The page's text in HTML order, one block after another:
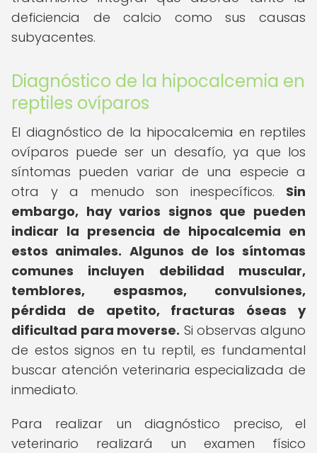
deficiencia de calcio como sus causas
subyacentes.
Diagnóstico de la hipocalcemia en
reptiles ovíparos
El diagnóstico de la hipocalcemia en reptiles
ovíparos puede ser un desafío, ya que los
síntomas pueden variar de una especie a
otra y a menudo son inespecíficos. Sin
embargo, hay varios signos que pueden
indicar la presencia de hipocalcemia en
estos animales. Algunos de los síntomas
comunes incluyen debilidad muscular,
temblores, espasmos, convulsiones,
pérdida de apetito, fracturas óseas y
dificultad para moverse. Si observas alguno
de estos signos en tu reptil, es fundamental
buscar atención veterinaria especializada de
inmediato.
Para realizar un diagnóstico preciso, el
veterinario realizará un examen físico